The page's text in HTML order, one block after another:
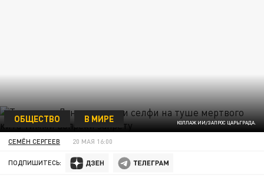
КОЛЛАЖ ИИ/ЗАПРОС ЦАРЬГРАДА.
ОБЩЕСТВО В МИРЕ
СЕМЁН СЕРГЕЕВ 20 МАЯ 16:00
ПОДПИШИТЕСЬ: